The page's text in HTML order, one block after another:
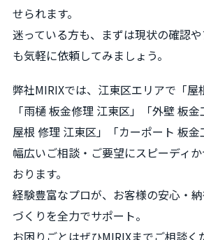
せられます。
迷っている方も、まずは現状の確認
も気軽に依頼してみましょう。
弊社MIRIXでは、江東区エリアで「屋
「雨樋 板金修理 江東区」「外壁 板
屋根 修理 江東区」「カーポート 板金
幅広いご相談・ご要望にスピーディ
おります。
経験豊富なプロが、お客様の安心・
づくりを全力でサポート。
お困りごとはぜひMIRIXまでご相談く